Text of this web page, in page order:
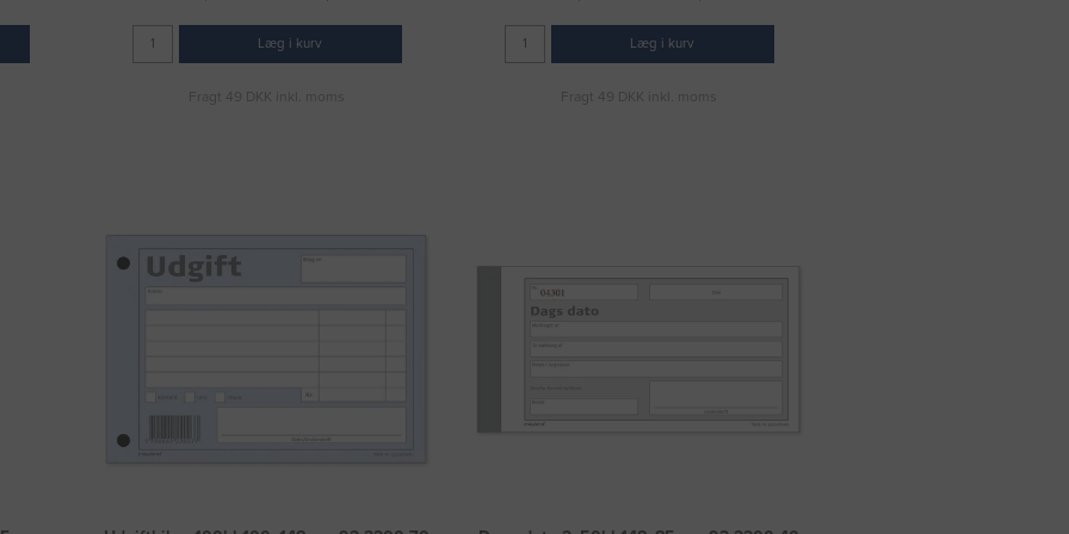
Læg i kurv
Fragt 49 DKK inkl. moms
Læg i kurv
Fragt 49 DKK inkl. moms